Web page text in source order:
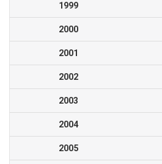
1999
2000
2001
2002
2003
2004
2005